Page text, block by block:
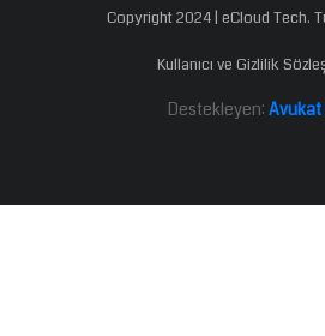
Copyright 2024 | eCloud Tech.
Kullanıcı ve Gizlilik
Destekleyen: